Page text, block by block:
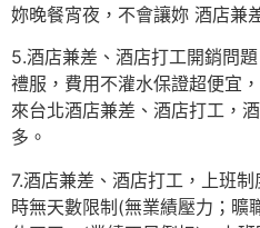
妳晚餐宵夜，不會讓妳 酒店兼
5.酒店兼差、酒店打工開銷問
禮服，費用不灌水保證超便宜
來台北酒店兼差、酒店打工，
多。
7.酒店兼差、酒店打工，上班
時無天數限制(無業績壓力；曠